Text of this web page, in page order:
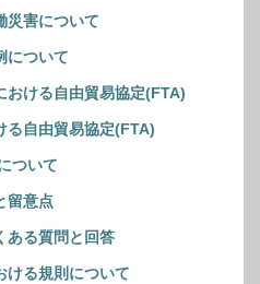
災害について
について
おける自由貿易協定(FTA)
る自由貿易協定(FTA)
ついて
留意点
ある質問と回答
ける規則について